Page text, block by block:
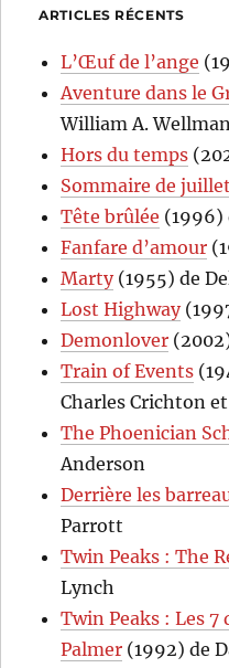
ARTICLES RÉCENTS
L’Œuf de l’ange
Aventure dans le
William A.
Hors du temps
Sommaire de
Tête brûlée (1996)
Fanfare d’amour
Marty(1955) de
Lost Highway
Demonlover
Train of Events
Charles Crichton
The Phoenician
Anderson
Derrière les
Parrott
Twin Peaks : The
Lynch
Twin Peaks : Les
Palmer (1992) de